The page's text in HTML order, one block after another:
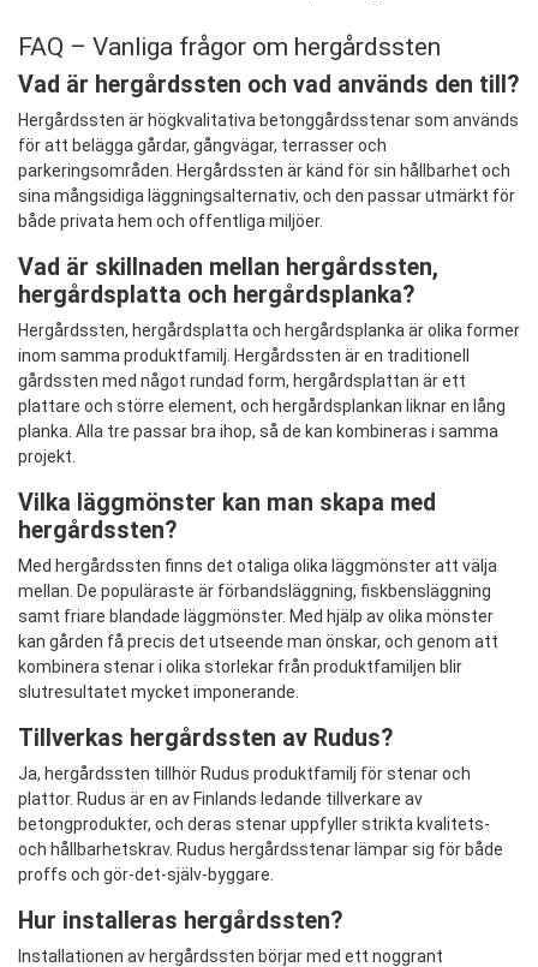
FAQ – Vanliga frågor om hergårdssten
Vad är hergårdssten och vad används den till?
Hergårdssten är högkvalitativa betonggårdsstenar som används
för att belägga gårdar, gångvägar, terrasser och
parkeringsområden. Hergårdssten är känd för sin hållbarhet och
sina mångsidiga läggningsalternativ, och den passar utmärkt för
både privata hem och offentliga miljöer.
Vad är skillnaden mellan hergårdssten,
hergårdsplatta och hergårdsplanka?
Hergårdssten, hergårdsplatta och hergårdsplanka är olika former
inom samma produktfamilj. Hergårdssten är en traditionell
gårdssten med något rundad form, hergårdsplattan är ett
plattare och större element, och hergårdsplankan liknar en lång
planka. Alla tre passar bra ihop, så de kan kombineras i samma
projekt.
Vilka läggmönster kan man skapa med
hergårdssten?
Med hergårdssten finns det otaliga olika läggmönster att välja
mellan. De populäraste är förbandsläggning, fiskbensläggning
samt friare blandade läggmönster. Med hjälp av olika mönster
kan gården få precis det utseende man önskar, och genom att
kombinera stenar i olika storlekar från produktfamiljen blir
slutresultatet mycket imponerande.
Tillverkas hergårdssten av Rudus?
Ja, hergårdssten tillhör Rudus produktfamilj för stenar och
plattor. Rudus är en av Finlands ledande tillverkare av
betongprodukter, och deras stenar uppfyller strikta kvalitets-
och hållbarhetskrav. Rudus hergårdsstenar lämpar sig för både
proffs och gör-det-själv-byggare.
Hur installeras hergårdssten?
Installationen av hergårdssten börjar med ett noggrant